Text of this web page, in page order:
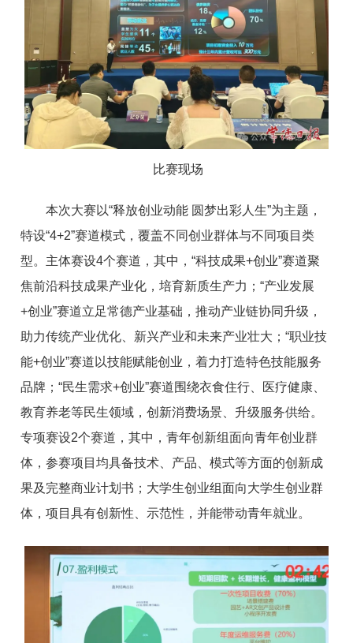
比赛现场
本次大赛以“释放创业动能 圆梦出彩人生”为主题，
特设“4+2”赛道模式，覆盖不同创业群体与不同项目类
型。主体赛设4个赛道，其中，“科技成果+创业”赛道聚
焦前沿科技成果产业化，培育新质生产力；“产业发展
+创业”赛道立足常德产业基础，推动产业链协同升级，
助力传统产业优化、新兴产业和未来产业壮大；“职业技
能+创业”赛道以技能赋能创业，着力打造特色技能服务
品牌；“民生需求+创业”赛道围绕衣食住行、医疗健康、
教育养老等民生领域，创新消费场景、升级服务供给。
专项赛设2个赛道，其中，青年创新组面向青年创业群
体，参赛项目均具备技术、产品、模式等方面的创新成
果及完整商业计划书；大学生创业组面向大学生创业群
体，项目具有创新性、示范性，并能带动青年就业。